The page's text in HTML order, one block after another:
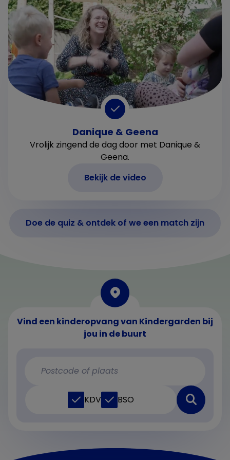
Danique & Geena
Vrolijk zingend de dag door met Danique &
Geena.
Bekijk de video
Doe de quiz & ontdek of we een match zijn
Vind een kinderopvang van Kindergarden bij
jou in de buurt
KDV BSO